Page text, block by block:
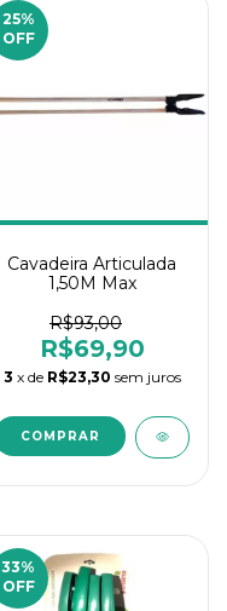
25%
OFF
Cavadeira Articulada
1,50M Max
R$93,00
R$69,90
3 x de R$23,30 sem juros
33%
OFF